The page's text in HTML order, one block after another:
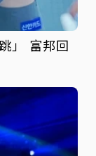
」 富邦回